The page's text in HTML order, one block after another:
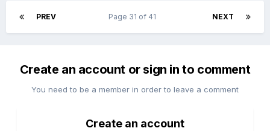
PREV NEXT
Page 31 of 41
Create an account or sign in to comment
You need to be a member in order to leave a comment
Create an account